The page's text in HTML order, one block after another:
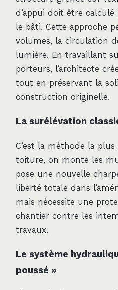
d’appui doit être
le bâti. Cette approche
volumes, la circulation
lumière. En travaillant
porteurs, l’architecte
tout en préservant la
construction originelle.
La surélévation
C’est la méthode la
toiture, on monte les
pose une nouvelle
liberté totale dans
mais nécessite une
chantier contre les
travaux.
Le système
poussé »